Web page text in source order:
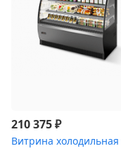
210 375₽